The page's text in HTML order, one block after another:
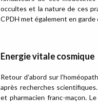
occultes et la nature de ces
CPDH met également en garde
Energie vitale cosmique
Retour d’abord sur
après recherches
et pharmacien franc-maçon.